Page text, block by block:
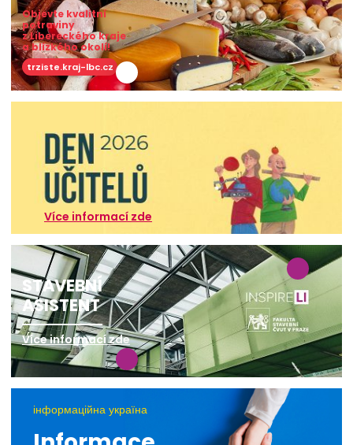
Objevte kvalitní
potraviny
z Libereckého kraje
a blízkého okolí!
trziste.kraj-lbc.cz
Více informací zde
STAVEBNÍ
ASISTENT
Více informací zde
інформаційна україна